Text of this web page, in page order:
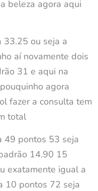
beleza agora aqui
ou seja a
aí novamente dois
31 e aqui na
agora
fazer a consulta tem
total
49 pontos 53 seja
14.90 15
exatamente igual a
10 pontos 72 seja